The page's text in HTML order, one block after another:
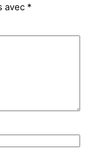
avec *